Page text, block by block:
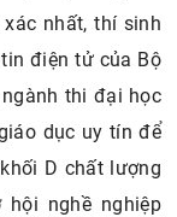
nhất, thí sinh
điện tử của Bộ
thi đại học
dục uy tín để
D chất lượng
nghề nghiệp